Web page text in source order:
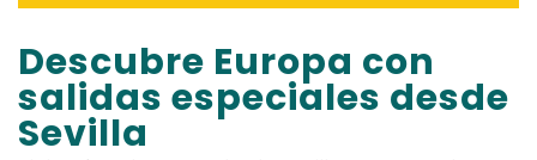
Descubre Europa con
salidas especiales desde
Sevilla